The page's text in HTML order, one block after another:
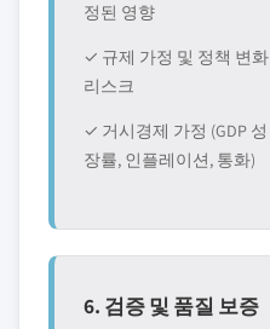
정된 영향
✓ 규제 가정 및 정책 변화
리스크
✓ 거시경제 가정 (GDP 성
장률, 인플레이션, 통화)
6. 검증 및 품질 보증